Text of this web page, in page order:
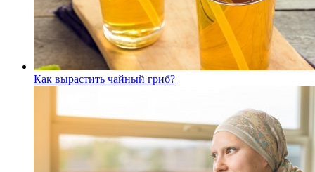
Как вырастить чайный гриб?